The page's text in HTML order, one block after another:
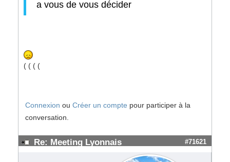
a vous de vous décider
( ( ( (
Connexion ou Créer un compte pour participer à la
conversation.
Re: Meeting Lyonnais #71621